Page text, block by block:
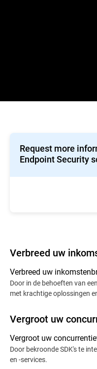
Verbreed uw
Verbreed uw
Door in de behoeften van
met krachtige oplossingen
Vergroot uw
Vergroot uw
Door bekroonde SDK's te
en -services.
Request more
Endpoint Security